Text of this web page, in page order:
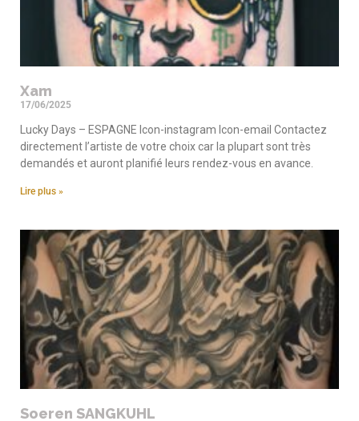
Xam
17/06/2025
Lucky Days – ESPAGNE Icon-instagram Icon-email Contactez
directement l’artiste de votre choix car la plupart sont très
demandés et auront planifié leurs rendez-vous en avance.
Lire plus »
Soeren SANGKUHL